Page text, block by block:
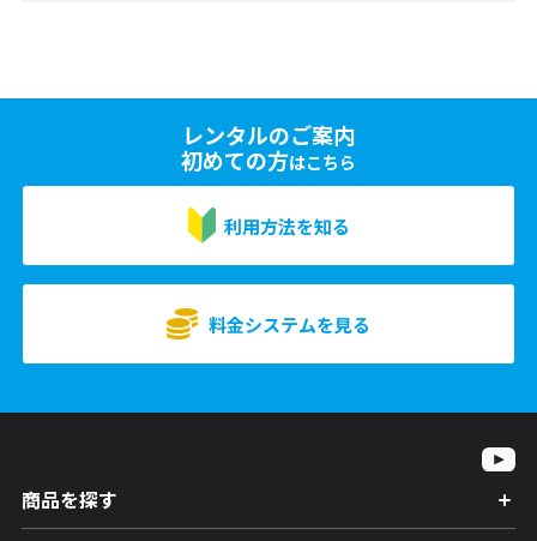
レンタルのご案内
初めての方はこちら
利用方法を知る
料金システムを見る
商品を探す